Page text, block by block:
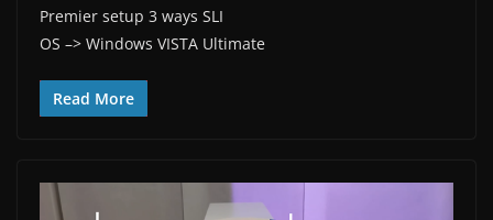
Premier setup 3 ways SLI
OS –> Windows VISTA Ultimate
Read More